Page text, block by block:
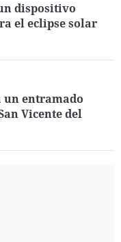
dispositivo
el eclipse solar
un entramado
Vicente del